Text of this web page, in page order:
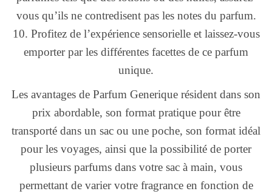
vous qu’ils ne contredisent pas les notes du parfum.
10. Profitez de l’expérience sensorielle et laissez-vous
emporter par les différentes facettes de ce parfum
unique.
Les avantages de Parfum Generique résident dans son
prix abordable, son format pratique pour être
transporté dans un sac ou une poche, son format idéal
pour les voyages, ainsi que la possibilité de porter
plusieurs parfums dans votre sac à main, vous
permettant de varier votre fragrance en fonction de